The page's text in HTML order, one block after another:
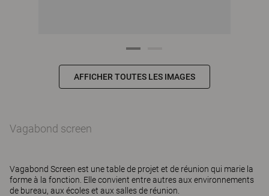
AFFICHER TOUTES LES IMAGES
Vagabond screen
Vagabond Screen est une table de projet et de réunion qui marie la
forme à la fonction. Elle convient entre autres aux environnements
de bureau, aux écoles et aux salles de réunion.